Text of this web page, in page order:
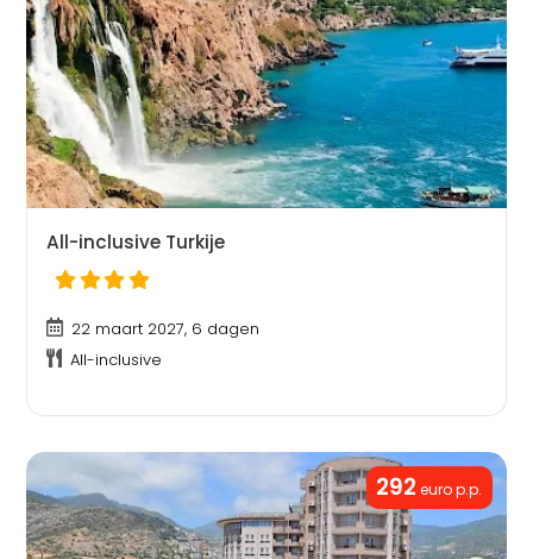
All-inclusive Turkije
22 maart 2027, 6 dagen
All-inclusive
292 euro p.p.